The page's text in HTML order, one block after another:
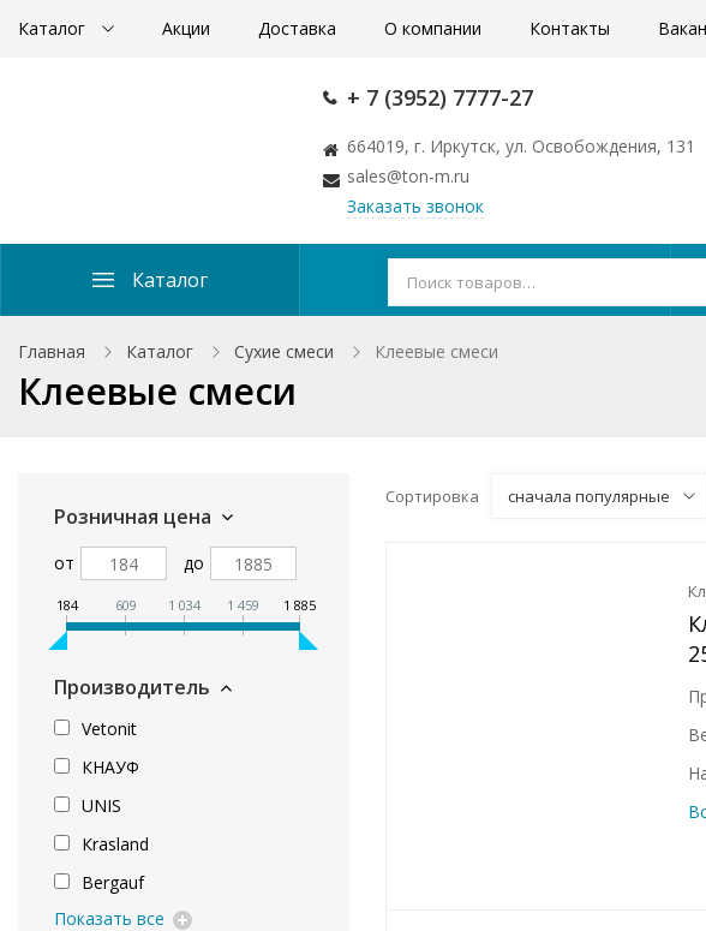
Каталог Акции Доставка О компании Контакты
+ 7 (3952) 7777-27
664019, г. Иркутск, ул. Освобождения, 131
sales@ton-m.ru
Заказать звонок
Каталог
Главная Каталог Сухие смеси Клеевые смеси
Клеевые смеси
Розничная цена
от до
184 609 1 034 1 459 1 885
Производитель
Vetonit
КНАУФ
UNIS
Кrasland
Bergauf
Показать все
Сортировка сначала популярные